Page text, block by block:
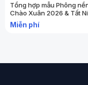
Tổng hợp mẫu Phông
Chào Xuân 2026 & Tất
thiết kế mới nhất
Miễn phí